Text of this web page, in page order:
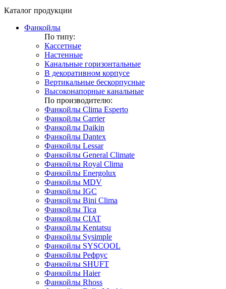
Каталог продукции
Фанкойлы
По типу:
Кассетные
Настенные
Канальные горизонтальные
В декоративном корпусе
Вертикальные бескорпусные
Высоконапорные канальные
По производителю:
Фанкойлы Clima Esperto
Фанкойлы Carrier
Фанкойлы Daikin
Фанкойлы Dantex
Фанкойлы Lessar
Фанкойлы General Climate
Фанкойлы Royal Clima
Фанкойлы Energolux
Фанкойлы MDV
Фанкойлы IGC
Фанкойлы Bini Clima
Фанкойлы Tica
Фанкойлы CIAT
Фанкойлы Kentatsu
Фанкойлы Sysimple
Фанкойлы SYSCOOL
Фанкойлы Рефрус
Фанкойлы SHUFT
Фанкойлы Haier
Фанкойлы Rhoss